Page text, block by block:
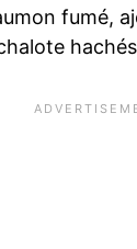
fumé,